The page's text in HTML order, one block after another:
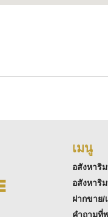
ยน
property-for-sale-
property-in-
เมนู
อสังหาริ
อสังหาริ
ฝากขาย/
คำถามที่